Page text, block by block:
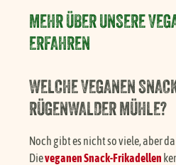
MEHR ÜBER UNSERE
ERFAHREN
WELCHE VEGANEN
RÜGENWALDER MÜHLE?
Noch gibt es nicht so viele, aber
Dieveganen Snack-Frikadellen